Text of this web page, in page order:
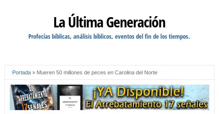
La Última Generación
Profecías bíblicas, análisis bíblicos, eventos del fin de los tiempos.
Portada» Mueren 50 millones de peces en Carolina del Norte